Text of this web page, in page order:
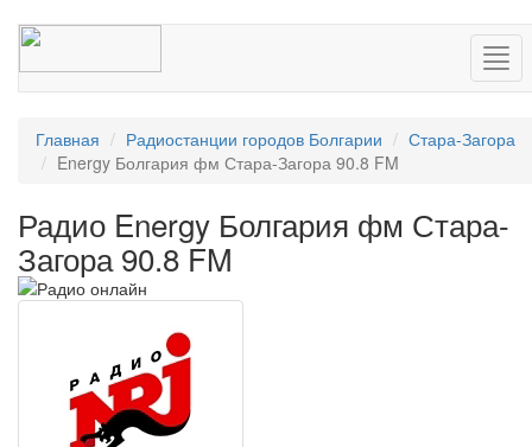
Главная Радиостанции городов Болгарии
Стара-Загора
Energy Болгария фм Стара-Загора 90.8 FM
Радио Energy Болгария фм Стара-
Загора 90.8 FM